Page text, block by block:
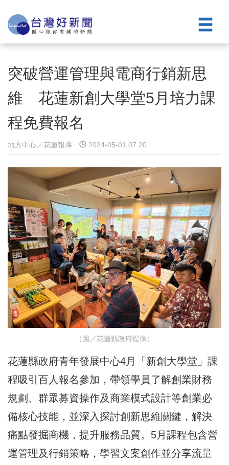
突破營運管理與電商行銷新思
維 花蓮新創大學堂5月培力課
程免費報名
地方中心／花蓮報導 2024-05-01 07:20
（圖／花蓮縣政府提供）
花蓮縣政府青年發展中心4月「新創大學堂」課
程吸引百人報名參加，帶領學員了解創業財務
規劃、群眾募資操作及商業模式設計等創業必
備核心技能，並深入探討創新思維關鍵，解決
痛點發掘商機，提升服務品質。5月課程包含營
運管理及行銷策略，學習文案創作並分享流量